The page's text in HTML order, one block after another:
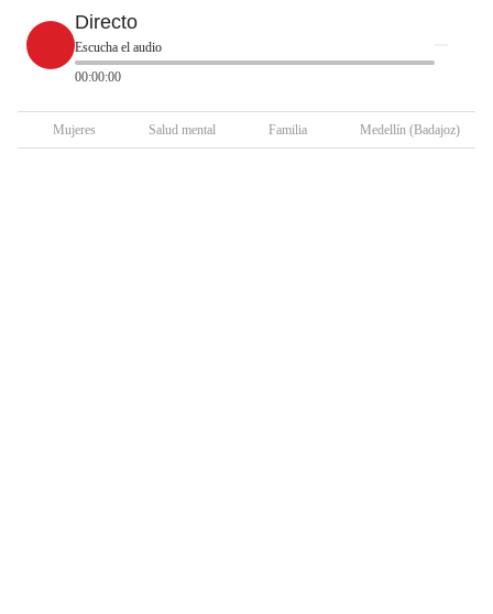
Directo
Escucha el audio
00:00:00
Mujeres Salud mental Familia Medellín (Badajoz)